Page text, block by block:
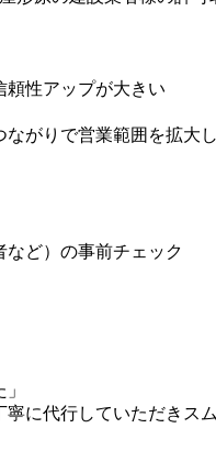
頼性アップが大きい
がりで営業範囲を拡大
ど）の事前チェック
に代行していただきス